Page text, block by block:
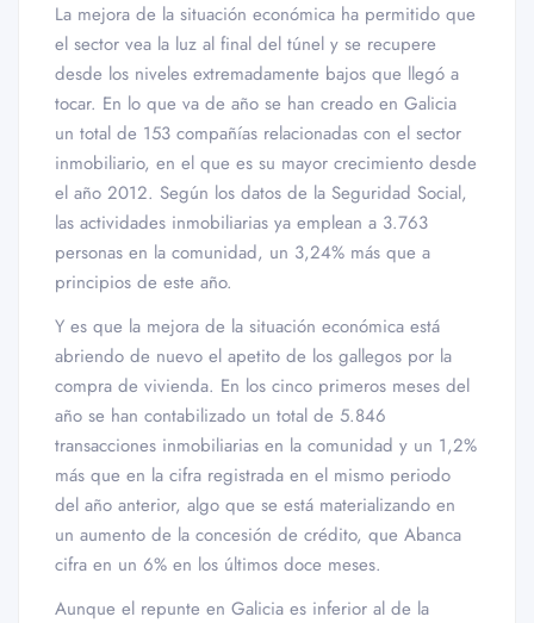
La mejora de la situación económica ha permitido que
el sector vea la luz al final del túnel y se recupere
desde los niveles extremadamente bajos que llegó a
tocar. En lo que va de año se han creado en Galicia
un total de 153 compañías relacionadas con el sector
inmobiliario, en el que es su mayor crecimiento desde
el año 2012. Según los datos de la Seguridad Social,
las actividades inmobiliarias ya emplean a 3.763
personas en la comunidad, un 3,24% más que a
principios de este año.
Y es que la mejora de la situación económica está
abriendo de nuevo el apetito de los gallegos por la
compra de vivienda. En los cinco primeros meses del
año se han contabilizado un total de 5.846
transacciones inmobiliarias en la comunidad y un 1,2%
más que en la cifra registrada en el mismo periodo
del año anterior, algo que se está materializando en
un aumento de la concesión de crédito, que Abanca
cifra en un 6% en los últimos doce meses.
Aunque el repunte en Galicia es inferior al de la